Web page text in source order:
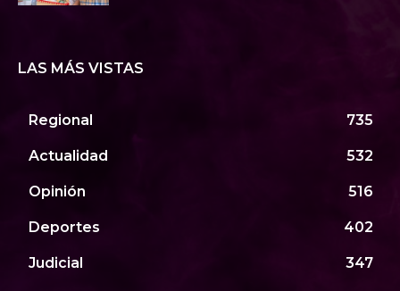
LAS MÁS VISTAS
Regional 735
Actualidad 532
Opinión 516
Deportes 402
Judicial 347